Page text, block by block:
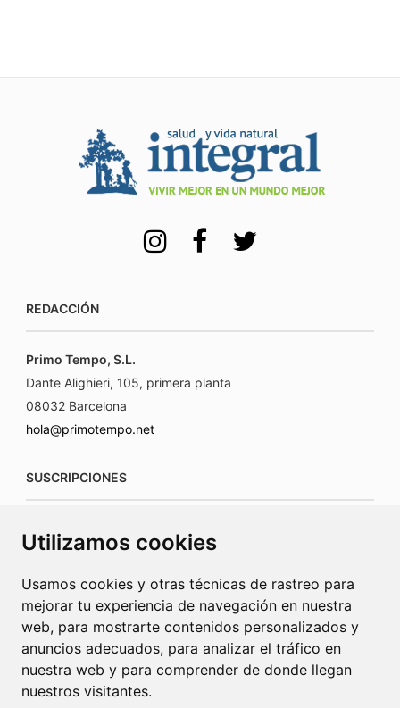
Utilizamos cookies
Usamos cookies y otras técnicas de rastreo para
mejorar tu experiencia de navegación en nuestra
web, para mostrarte contenidos personalizados y
anuncios adecuados, para analizar el tráfico en
nuestra web y para comprender de donde llegan
nuestros visitantes.
REDACCIÓN
Primo Tempo, S.L.
Dante Alighieri, 105, primera planta
08032 Barcelona
hola@primotempo.net
SUSCRIPCIONES
www.connecorrevistas.com
PUBLICIDAD